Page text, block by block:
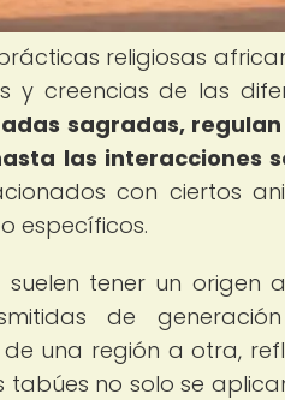
religiosas
y creencias de las
sagradas,
las interacciones
con ciertos
específicos.
suelen tener un
de
una región a otra,
tabúes no solo se